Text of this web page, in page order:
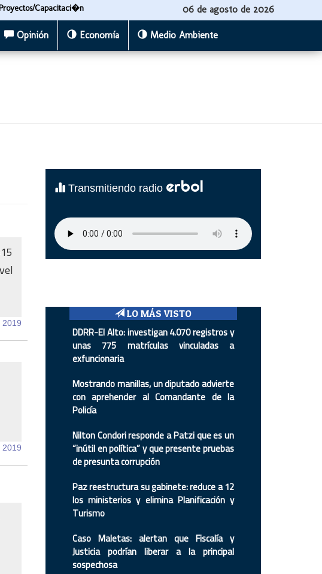
Capacitaci�n 06 de agosto de 2026
Opinión Economía Medio Ambiente
2019
2019
Transmitiendo radio erbol
LO MÁS VISTO
DDRR-El Alto: investigan 4.070 registros y
unas 775 matrículas vinculadas a
exfuncionaria
Mostrando manillas, un diputado advierte
con aprehender al Comandante de la
Policía
Nilton Condori responde a Patzi que es un
“inútil en política” y que presente pruebas
de presunta corrupción
Paz reestructura su gabinete: reduce a 12
los ministerios y elimina Planificación y
Turismo
Caso Maletas: alertan que Fiscalía y
Justicia podrían liberar a la principal
sospechosa